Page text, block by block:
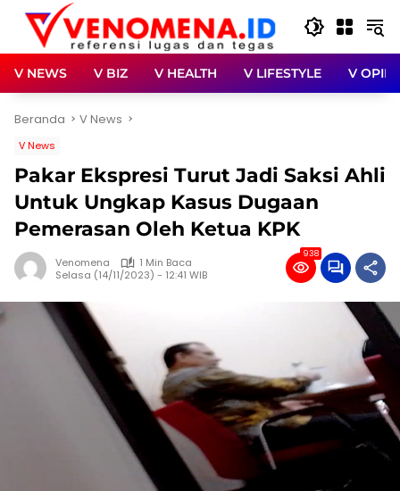
Langsung
konten
V NEWS V BIZ V HEALTH V LIFESTYLE V OPINI
Beranda V News
V News
Pakar Ekspresi Turut Jadi Saksi Ahli
Untuk Ungkap Kasus Dugaan
Pemerasan Oleh Ketua KPK
Venomena
1 Min Baca
Selasa (14/11/2023) - 12:41 WIB
938